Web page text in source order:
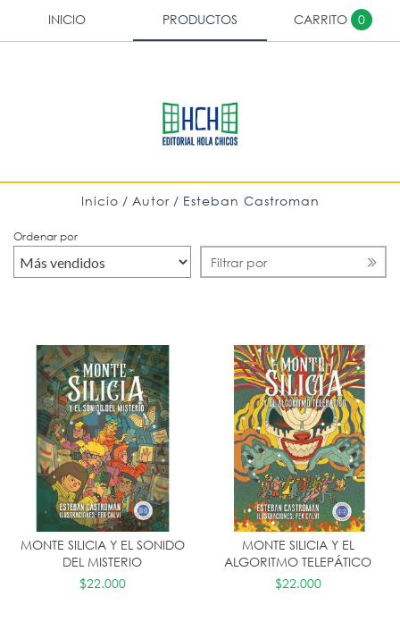
INICIO PRODUCTOS CARRITO 0
Inicio / Autor / Esteban Castroman
Ordenar por
Filtrar por
MONTE SILICIA Y EL SONIDO
DEL MISTERIO
$22.000
MONTE SILICIA Y EL
ALGORITMO TELEPÁTICO
$22.000